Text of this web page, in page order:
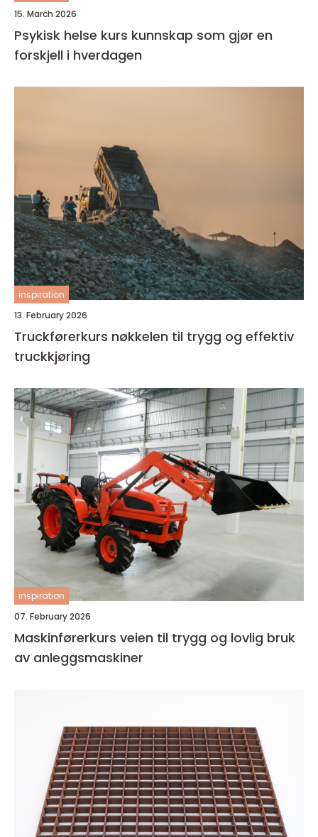
15. March 2026
Psykisk helse kurs kunnskap som gjør en
forskjell i hverdagen
inspiration
13. February 2026
Truckførerkurs nøkkelen til trygg og effektiv
truckkjøring
inspiration
07. February 2026
Maskinførerkurs veien til trygg og lovlig bruk
av anleggsmaskiner